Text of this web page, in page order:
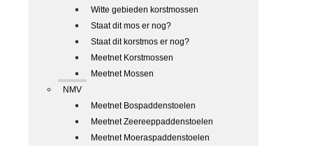
Witte gebieden korstmossen
Staat dit mos er nog?
Staat dit korstmos er nog?
Meetnet Korstmossen
Meetnet Mossen
NMV
Meetnet Bospaddenstoelen
Meetnet Zeereeppaddenstoelen
Meetnet Moeraspaddenstoelen